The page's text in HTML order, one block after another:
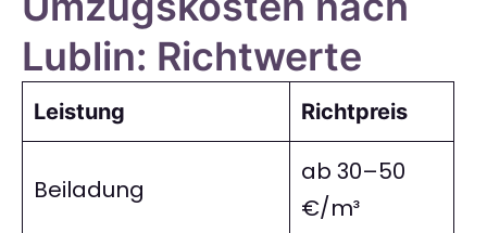
Lublin: Richtwerte
Leistung Richtpreis
Beiladung
ab 30–50
€/m³